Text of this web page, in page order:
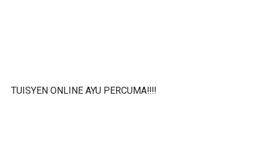
TUISYEN ONLINE AYU PERCUMA‼️‼️